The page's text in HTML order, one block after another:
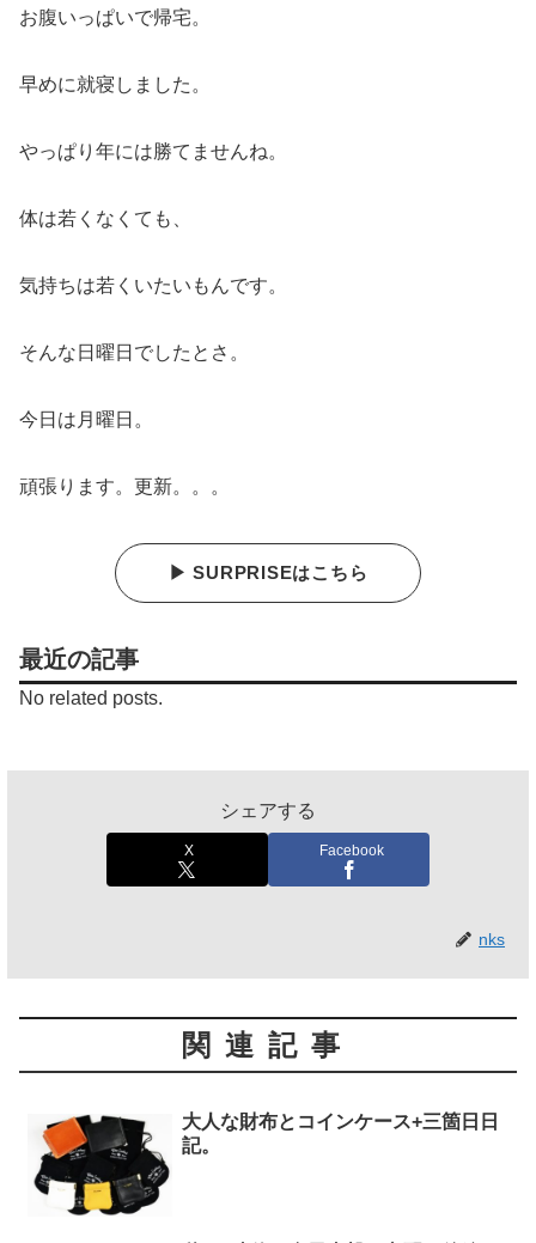
お腹いっぱいで帰宅。
早めに就寝しました。
やっぱり年には勝てませんね。
体は若くなくても、
気持ちは若くいたいもんです。
そんな日曜日でしたとさ。
今日は月曜日。
頑張ります。更新。。。
▶ SURPRISEはこちら
最近の記事
No related posts.
シェアする
X Facebook
nks
関連記事
大人な財布とコインケース+三箇日日
記。